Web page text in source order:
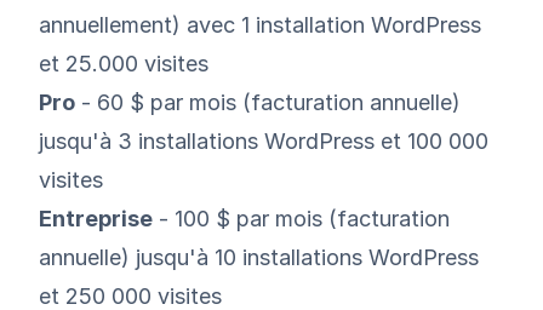
annuellement) avec 1 installation WordPress
et 25.000 visites
Pro - 60 $ par mois (facturation annuelle)
jusqu'à 3 installations WordPress et 100 000
visites
Entreprise - 100 $ par mois (facturation
annuelle) jusqu'à 10 installations WordPress
et 250 000 visites